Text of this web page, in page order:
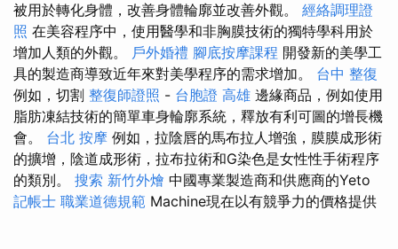
被用於轉化身體，改善身體輪廓並改善外觀。 經絡調理證
照 在美容程序中，使用醫學和非胸膜技術的獨特學科用於
增加人類的外觀。 戶外婚禮 腳底按摩課程 開發新的美學工
具的製造商導致近年來對美學程序的需求增加。 台中 整復
例如，切割 整復師證照 - 台胞證 高雄 邊緣商品，例如使用
脂肪凍結技術的簡單車身輪廓系統，釋放有利可圖的增長機
會。 台北 按摩 例如，拉陰唇的馬布拉人增強，膜膜成形術
的擴增，陰道成形術，拉布拉術和G染色是女性性手術程序
的類別。 搜索 新竹外燴 中國專業製造商和供應商的Yeto
記帳士 職業道德規範 Machine現在以有競爭力的價格提供